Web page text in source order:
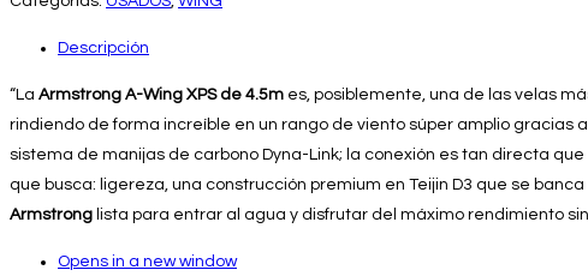
Descripción
“La Armstrong A-Wing XPS de 4.5m es, posiblemente, una de las velas
rindiendo de forma increíble en un rango de viento súper amplio gracias
sistema de manijas de carbono Dyna-Link; la conexión es tan directa
que busca: ligereza, una construcción premium en Teijin D3 que se
Armstrong lista para entrar al agua y disfrutar del máximo rendimiento sin
Opens in a new window